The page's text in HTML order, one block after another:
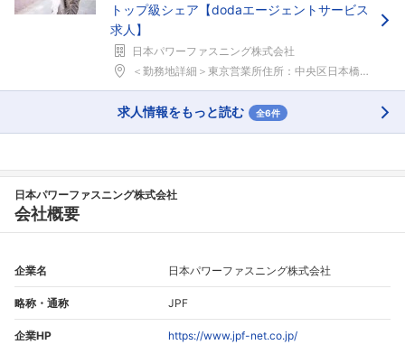
トップ級シェア【dodaエージェントサービス
求人】
日本パワーファスニング株式会社
＜勤務地詳細＞東京営業所住所：中央区日本橋箱崎町2...
求人情報をもっと読む 全6件
日本パワーファスニング株式会社
会社概要
企業名 日本パワーファスニング株式会社
略称・通称 JPF
企業HP https://www.jpf-net.co.jp/